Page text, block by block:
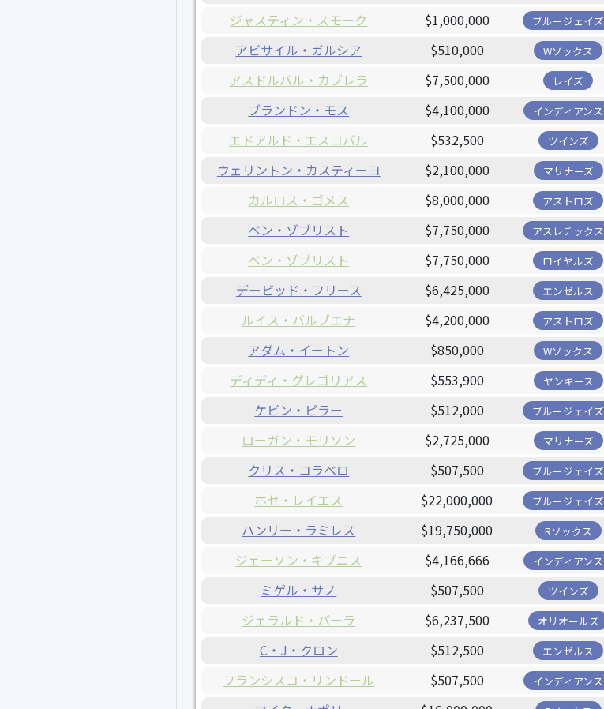
ジャスティン・スモーク
$1,000,000 ブルージェイズ
アビサイル・ガルシア
$510,000 Wソックス
アスドルバル・カブレラ
$7,500,000 レイズ
ブランドン・モス
$4,100,000 インディアンス
エドアルド・エスコバル
$532,500 ツインズ
ウェリントン・カスティーヨ
$2,100,000 マリナーズ
カルロス・ゴメス
$8,000,000 アストロズ
ベン・ゾブリスト
$7,750,000 アスレチックス
ベン・ゾブリスト
$7,750,000 ロイヤルズ
デービッド・フリース
$6,425,000 エンゼルス
ルイス・バルブエナ
$4,200,000 アストロズ
アダム・イートン
$850,000 Wソックス
ディディ・グレゴリアス
$553,900 ヤンキース
ケビン・ピラー
$512,000 ブルージェイズ
ローガン・モリソン
$2,725,000 マリナーズ
クリス・コラベロ
$507,500 ブルージェイズ
ホセ・レイエス
$22,000,000 ブルージェイズ
ハンリー・ラミレス
$19,750,000 Rソックス
ジェーソン・キプニス
$4,166,666 インディアンス
ミゲル・サノ
$507,500 ツインズ
ジェラルド・パーラ
$6,237,500 オリオールズ
C・J・クロン
$512,500 エンゼルス
フランシスコ・リンドール
$507,500 インディアンス